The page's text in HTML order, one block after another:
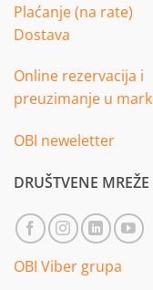
Plaćanje (na rate)
Dostava
Online rezervacija i
preuzimanje u
OBI neweletter
DRUŠTVENE MREŽE
OBI Viber grupa